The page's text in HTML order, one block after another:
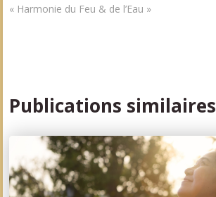
« Harmonie du Feu & de l’Eau »
Publications similaires